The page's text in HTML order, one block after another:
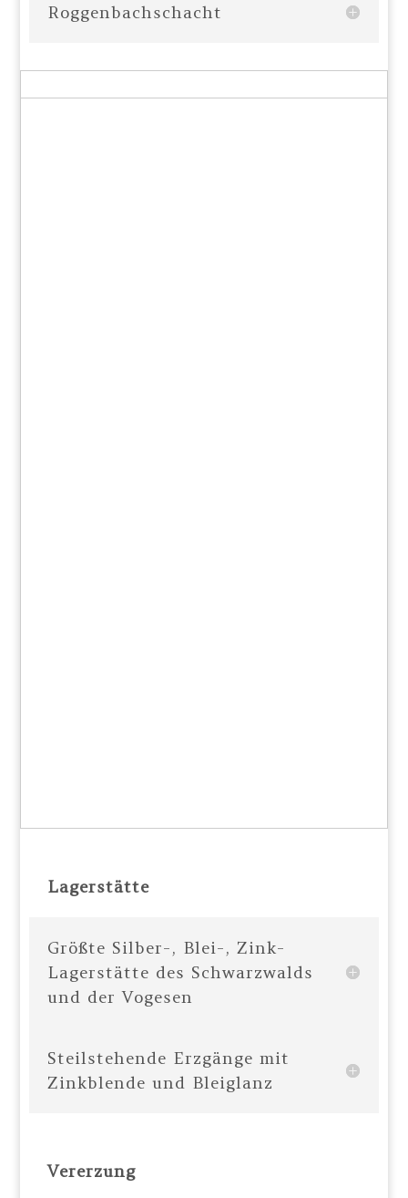
Roggenbachschacht
Lagerstätte
Größte Silber-, Blei-, Zink-
Lagerstätte des Schwarzwalds
und der Vogesen
Steilstehende Erzgänge mit
Zinkblende und Bleiglanz
Vererzung